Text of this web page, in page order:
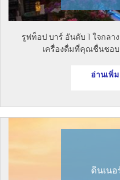
รูฟท็อป บาร์ อันดับ 1 ใจกลา
เครื่องดื่มที่คุณชื่นชอ
อ่านเพิ่
ดินเนอ